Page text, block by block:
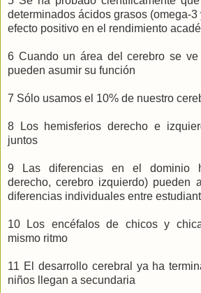
determinados ácidos grasos (omega-3
efecto positivo en el rendimiento
6 Cuando un área del cerebro se ve
pueden asumir su función
7 Sólo usamos el 10% de nuestro
8 Los hemisferios derecho e
juntos
9 Las diferencias en el dominio
derecho, cerebro izquierdo) pueden
diferencias individuales entre
10 Los encéfalos de chicos y
mismo ritmo
11 El desarrollo cerebral ya ha
niños llegan a secundaria